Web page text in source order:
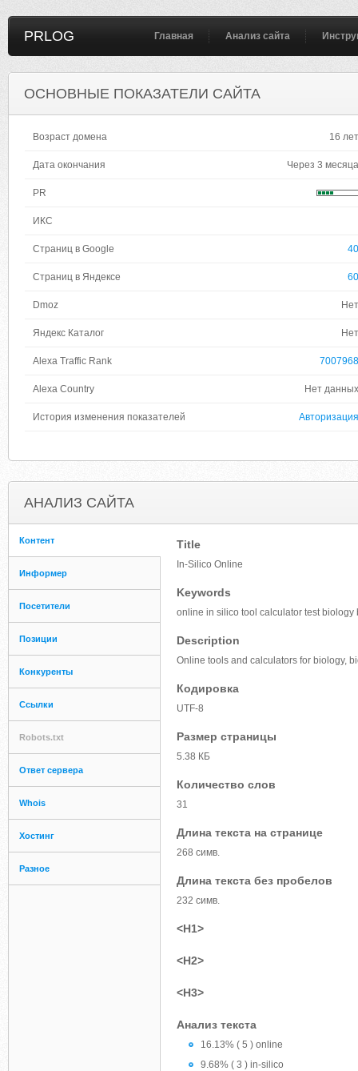
PRLOG Главная Анализ сайта
ОСНОВНЫЕ ПОКАЗАТЕЛИ САЙТА
Возраст домена 16 лет
Дата окончания Через 3 месяца
PR
ИКС
Страниц в Google 40
Страниц в Яндексе 60
Dmoz Нет
Яндекс Каталог Нет
Alexa Traffic Rank 7007968
Alexa Country Нет данных
История изменения показателей Авторизация
АНАЛИЗ САЙТА
Контент
Информер
Посетители
Позиции
Конкуренты
Ссылки
Robots.txt
Ответ сервера
Whois
Хостинг
Разное
Title
In-Silico Online
Keywords
online in silico tool calculator test
Description
Online tools and calculators for biology,
Кодировка
UTF-8
Размер страницы
5.38 КБ
Количество слов
31
Длина текста на странице
268 симв.
Длина текста без пробелов
232 симв.
<H1>
<H2>
<H3>
Анализ текста
16.13% ( 5 ) online
9.68% ( 3 ) in-silico